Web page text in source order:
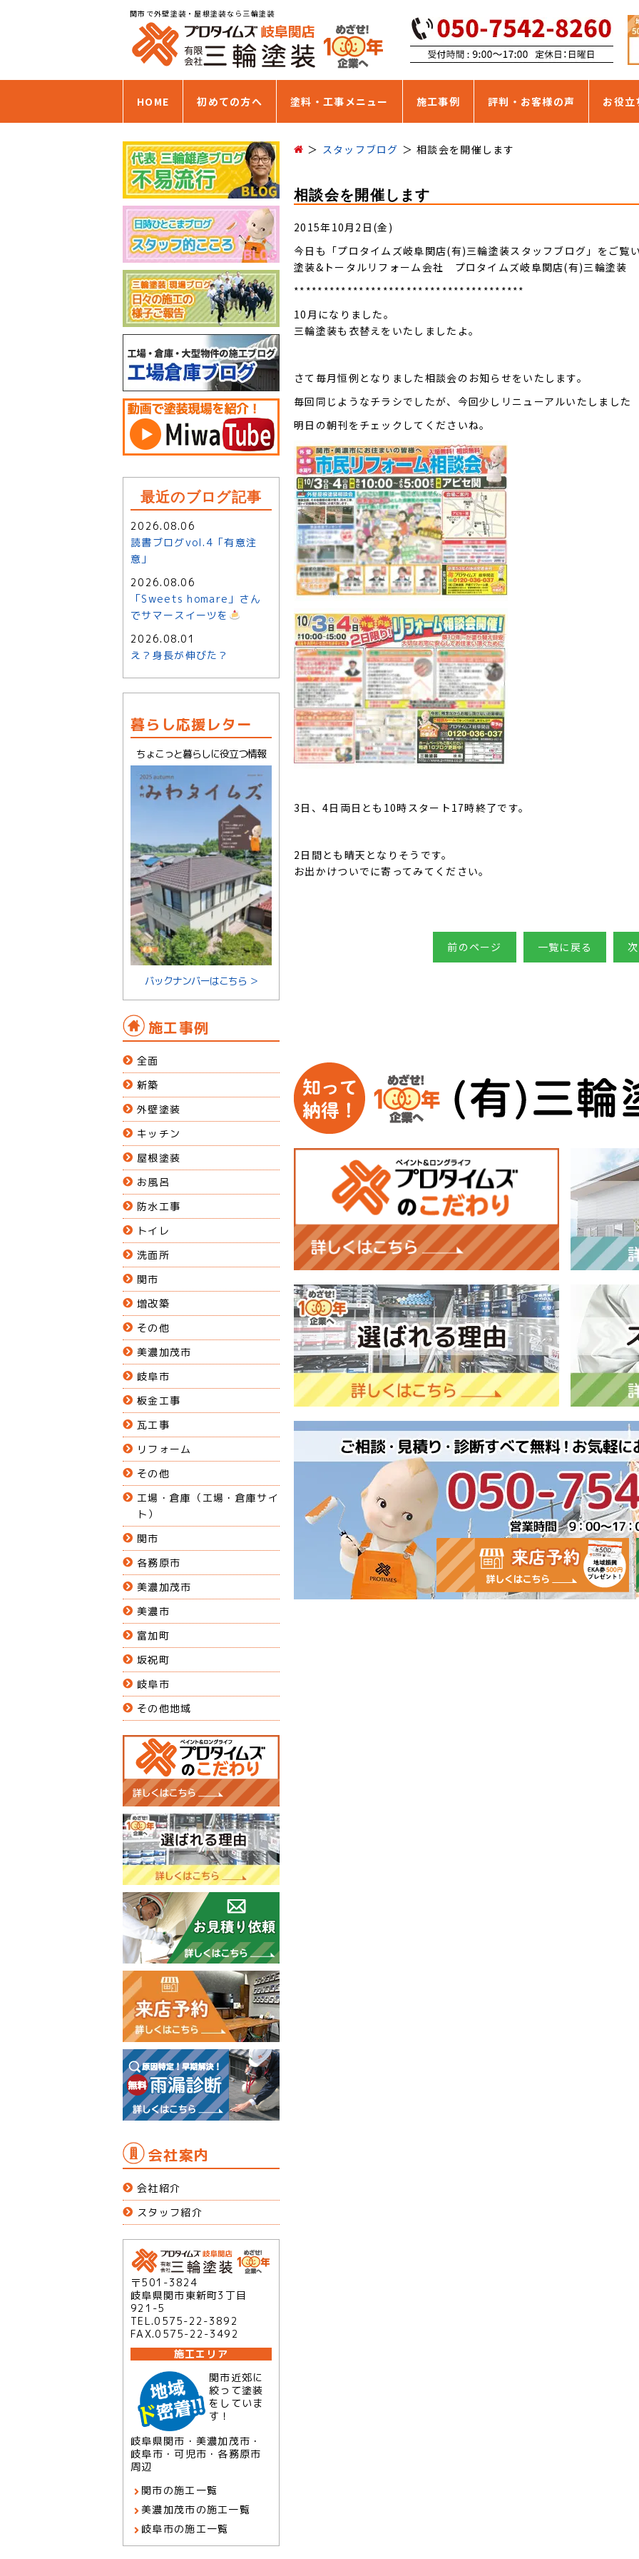
関市で外壁塗装・屋根塗装なら三輪塗装
HOME 初めての方へ 塗料・工事メニュー 施工事例 評判・お客様の声 お役立
スタッフブログ 相談会を開催します
相談会を開催します
2015年10月2日(金)
今日も「プロタイムズ岐阜関店(有)三輪塗装スタッフブログ」をご覧
塗装&トータルリフォーム会社 プロタイムズ岐阜関店(有)三輪塗装
***************************************
10月になりました。
三輪塗装も衣替えをいたしましたよ。
さて毎月恒例となりました相談会のお知らせをいたします。
毎回同じようなチラシでしたが、今回少しリニューアルいたしました
明日の朝刊をチェックしてくださいね。
3日、4日両日とも10時スタート17時終了です。
2日間とも晴天となりそうです。
お出かけついでに寄ってみてください。
前のページ 一覧に戻る
最近のブログ記事
2026.08.06
読書ブログvol.4「有意注
意」
2026.08.06
「Sweets homare」さん
でサマースイーツを
2026.08.01
え？身長が伸びた？
暮らし応援レター
ちょこっと暮らしに役立つ情報
バックナンバーはこちら ＞
施工事例
全面
新築
外壁塗装
キッチン
屋根塗装
お風呂
防水工事
トイレ
洗面所
関市
増改築
その他
美濃加茂市
岐阜市
板金工事
瓦工事
リフォーム
その他
工場・倉庫（工場・倉庫サイ
ト）
関市
各務原市
美濃加茂市
美濃市
富加町
坂祝町
岐阜市
その他地域
会社案内
会社紹介
スタッフ紹介
〒501-3824
岐阜県関市東新町3丁目
921-5
TEL.0575-22-3892
FAX.0575-22-3492
施工エリア
関市近郊に
絞って塗装
をしていま
す！
岐阜県関市・美濃加茂市・
岐阜市・可児市・各務原市
周辺
関市の施工一覧
美濃加茂市の施工一覧
岐阜市の施工一覧